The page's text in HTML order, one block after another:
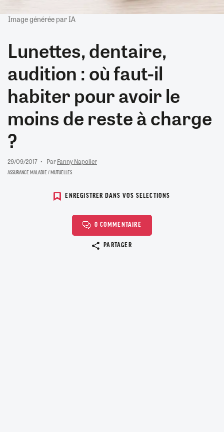
Image générée par IA
Lunettes, dentaire,
audition : où faut-il
habiter pour avoir le
moins de reste à charge
?
29/09/2017 ParFanny Napolier
ASSURANCE MALADIE / MUTUELLES
ENREGISTRER DANS VOS SELECTIONS
0 COMMENTAIRE
PARTAGER